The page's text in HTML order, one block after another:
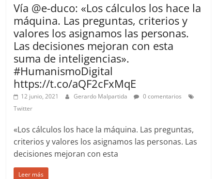
Vía @e-duco: «Los cálculos los hace la
máquina. Las preguntas, criterios y
valores los asignamos las personas.
Las decisiones mejoran con esta
suma de inteligencias».
#HumanismoDigital
https://t.co/aQF2cFxMqE
12 junio, 2021 Gerardo Malpartida
0 comentarios
Twitter
«Los cálculos los hace la máquina. Las preguntas,
criterios y valores los asignamos las personas. Las
decisiones mejoran con esta
Leer más